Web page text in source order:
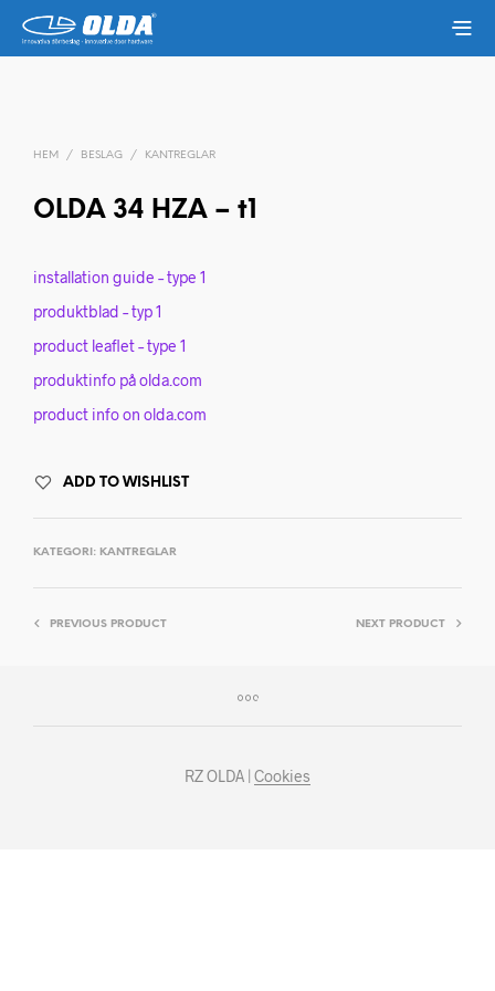
HEM / BESLAG / KANTREGLAR
OLDA 34 HZA – t1
installation guide – type 1
produktblad – typ 1
product leaflet – type 1
produktinfo på olda.com
product info on olda.com
ADD TO WISHLIST
KATEGORI: KANTREGLAR
PREVIOUS PRODUCT NEXT PRODUCT
RZ OLDA | Cookies